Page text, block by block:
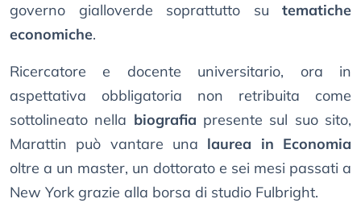
governo gialloverde soprattutto su tematiche
economiche.
Ricercatore e docente universitario, ora in
aspettativa obbligatoria non retribuita come
sottolineato nella biografia presente sul suo sito,
Marattin può vantare una laurea in Economia
oltre a un master, un dottorato e sei mesi passati a
New York grazie alla borsa di studio Fulbright.